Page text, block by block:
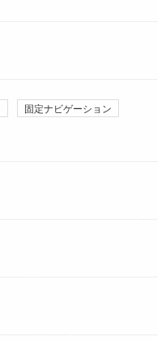
固定ナビゲーション